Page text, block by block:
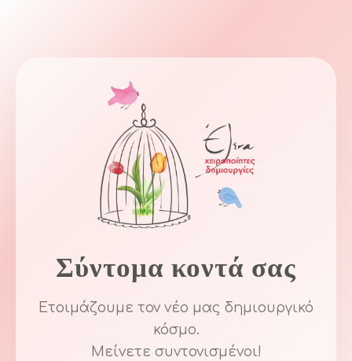
Σύντομα κοντά σας
Ετοιμάζουμε τον νέο μας δημιουργικό
κόσμο.
Μείνετε συντονισμένοι!